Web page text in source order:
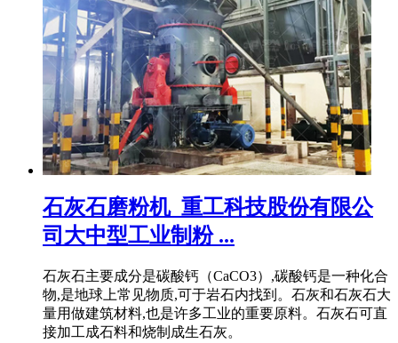
石灰石磨粉机_重工科技股份有限公
司大中型工业制粉 ...
石灰石主要成分是碳酸钙（CaCO3）,碳酸钙是一种化合
物,是地球上常见物质,可于岩石内找到。石灰和石灰石大
量用做建筑材料,也是许多工业的重要原料。石灰石可直
接加工成石料和烧制成生石灰。